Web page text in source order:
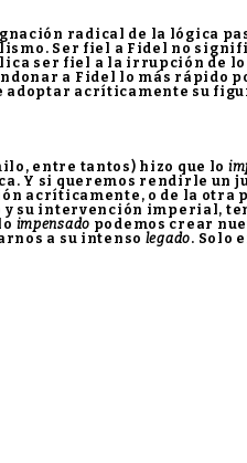
radical de la lógica
Ser fiel a Fidel no
ser fiel a la irrupción de lo
a Fidel lo más rápido
adoptar acríticamente su
entre tantos) hizo que lo
Y si queremos rendirle un
acríticamente, o de la otra
su intervención imperial,
impensado podemos crear
a su intenso legado. Solo